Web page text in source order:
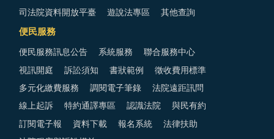
司法院資料開放平臺 遊說法專區 其他查詢
便民服務
便民服務訊息公告 系統服務 聯合服務中心
視訊開庭 訴訟須知 書狀範例 徵收費用標準
多元化繳費服務 調閱電子筆錄 法院遠距訊問
線上起訴 特約通譯專區 認識法院 與民有約
訂閱電子報 資料下載 報名系統 法律扶助